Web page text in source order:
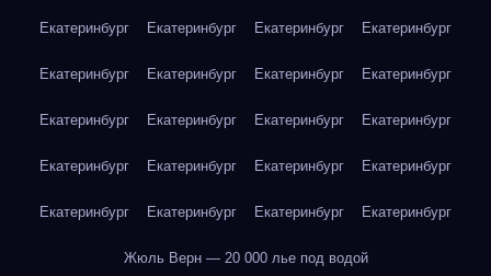
Екатеринбург Екатеринбург Екатеринбург Екатеринбург
Екатеринбург Екатеринбург Екатеринбург Екатеринбург
Екатеринбург Екатеринбург Екатеринбург Екатеринбург
Екатеринбург Екатеринбург Екатеринбург Екатеринбург
Екатеринбург Екатеринбург Екатеринбург Екатеринбург
Жюль Верн — 20 000 лье под водой